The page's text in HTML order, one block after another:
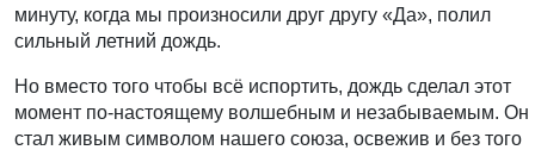
минуту, когда мы произносили друг другу «Да», полил
сильный летний дождь.
Но вместо того чтобы всё испортить, дождь сделал этот
момент по-настоящему волшебным и незабываемым. Он
стал живым символом нашего союза, освежив и без того